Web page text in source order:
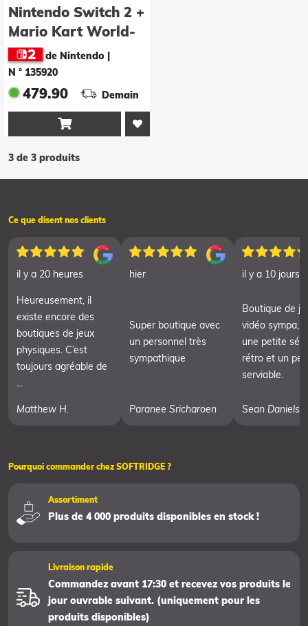
Nintendo Switch 2 +
Mario Kart World-
Set
de Nintendo
N ° 135920
479.90 Demain

3 de 3 produits
Ce que disent nos clients
il y a 20 heures
Heureusement, il
existe encore des
boutiques de jeux
physiques. C’est
toujours agréable de
...
Matthew H.
hier
Super boutique avec
un personnel très
sympathique
Paranee Sricharoen
il y a 10 jours
Boutique de
vidéo sympa,
une petite
rétro et un
serviable.
Sean Daniels
Pourquoi commander chez SOFTRIDGE ?
Assortiment
Plus de 4 000 produits disponibles en stock !
Livraison rapide
Commandez avant 17:30 et recevez vos produits le
jour ouvrable suivant. (uniquement pour les
produits disponibles)